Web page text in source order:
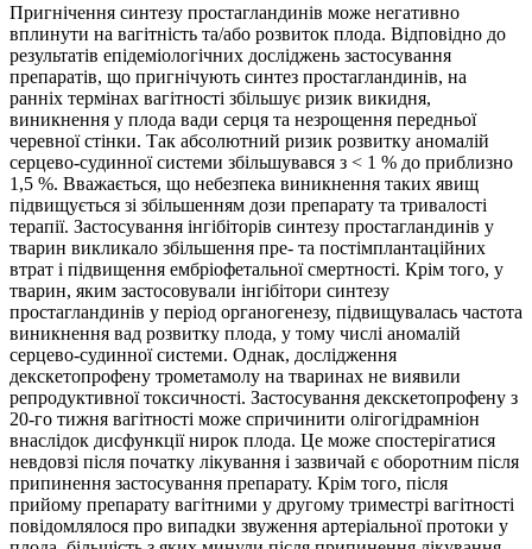
Пригнічення синтезу простагландинів може негативно
вплинути на вагітність та/або розвиток плода. Відповідно до
результатів епідеміологічних досліджень застосування
препаратів, що пригнічують синтез простагландинів, на
ранніх термінах вагітності збільшує ризик викидня,
виникнення у плода вади серця та незрощення передньої
черевної стінки. Так абсолютний ризик розвитку аномалій
серцево-судинної системи збільшувався з < 1 % до приблизно
1,5 %. Вважається, що небезпека виникнення таких явищ
підвищується зі збільшенням дози препарату та тривалості
терапії. Застосування інгібіторів синтезу простагландинів у
тварин викликало збільшення пре- та постімплантаційних
втрат і підвищення ембріофетальної смертності. Крім того, у
тварин, яким застосовували інгібітори синтезу
простагландинів у період органогенезу, підвищувалась частота
виникнення вад розвитку плода, у тому числі аномалій
серцево-судинної системи. Однак, дослідження
декскетопрофену трометамолу на тваринах не виявили
репродуктивної токсичності. Застосування декскетопрофену з
20-го тижня вагітності може спричинити олігогідрамніон
внаслідок дисфункції нирок плода. Це може спостерігатися
невдовзі після початку лікування і зазвичай є оборотним після
припинення застосування препарату. Крім того, після
прийому препарату вагітними у другому триместрі вагітності
повідомлялося про випадки звуження артеріальної протоки у